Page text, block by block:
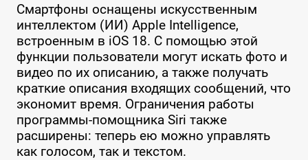
Смартфоны оснащены искусственным
интеллектом (ИИ) Apple Intelligence,
встроенным в iOS 18. С помощью этой
функции пользователи могут искать фото и
видео по их описанию, а также получать
краткие описания входящих сообщений, что
экономит время. Ограничения работы
программы-помощника Siri также
расширены: теперь ею можно управлять
как голосом, так и текстом.